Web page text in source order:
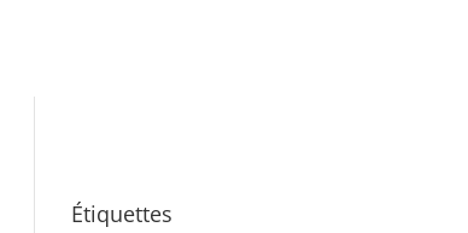
Étiquettes